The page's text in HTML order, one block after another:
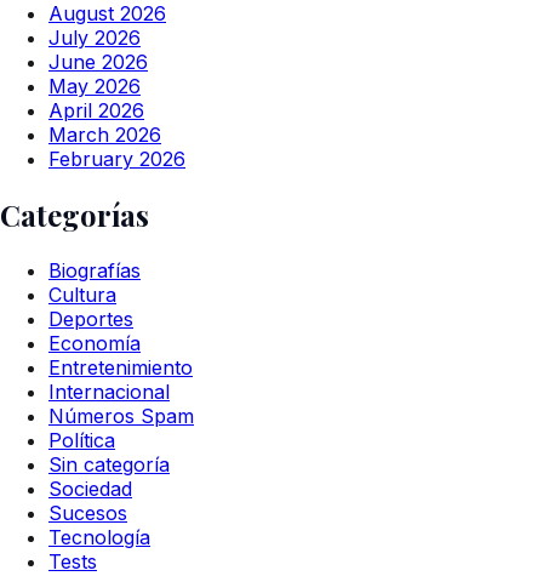
August 2026
July 2026
June 2026
May 2026
April 2026
March 2026
February 2026
Categorías
Biografías
Cultura
Deportes
Economía
Entretenimiento
Internacional
Números Spam
Política
Sin categoría
Sociedad
Sucesos
Tecnología
Tests